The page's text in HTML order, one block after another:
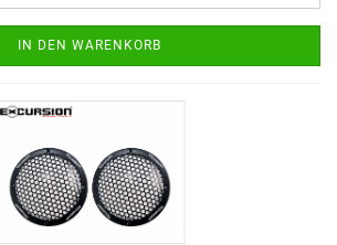
IN DEN WARENKORB